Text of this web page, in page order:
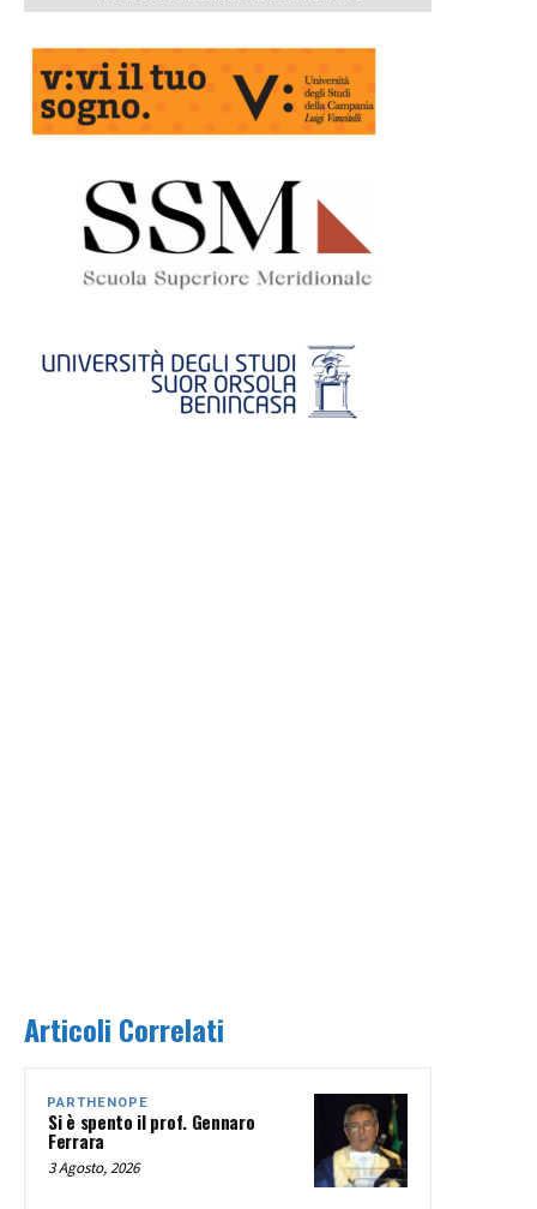
Articoli Correlati
PARTHENOPE
Si è spento il prof. Gennaro
Ferrara
3 Agosto, 2026